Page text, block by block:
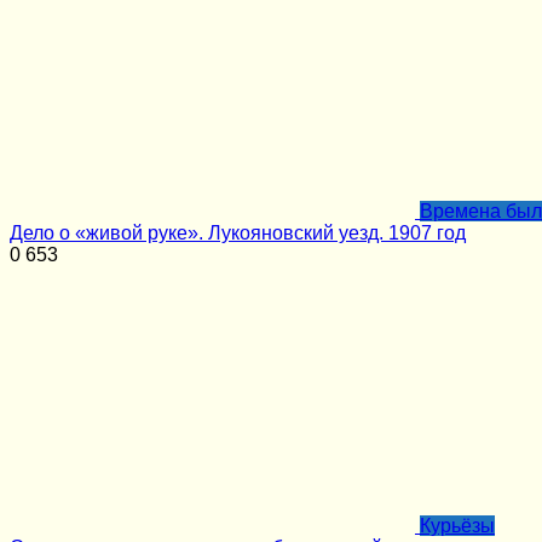
Времена
Дело о «живой руке». Лукояновский уезд. 1907 год
0 653
Курьёзы